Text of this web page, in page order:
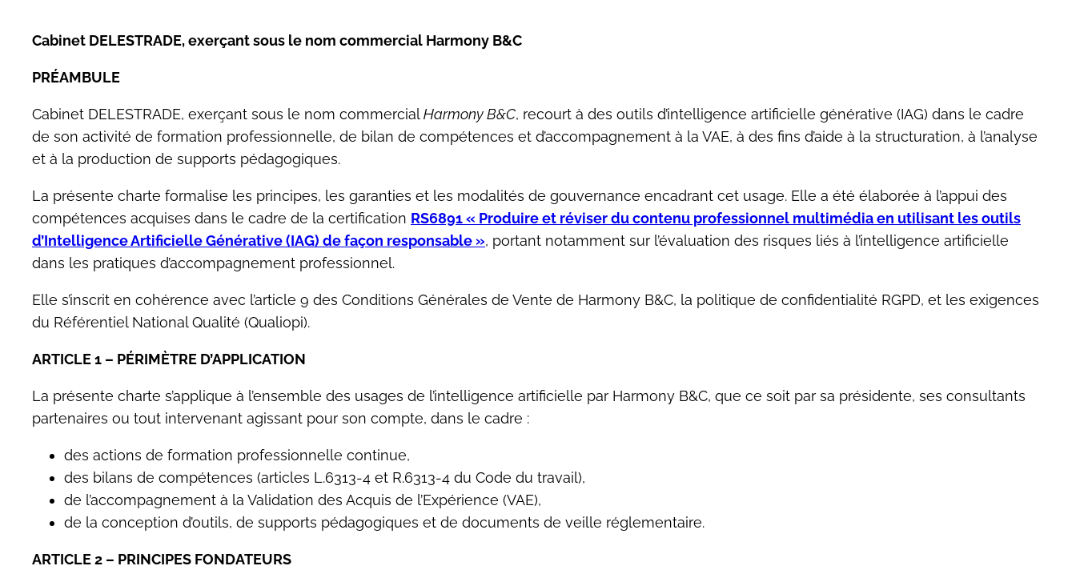
Cabinet DELESTRADE, exerçant sous le nom commercial Harmony B&C
PRÉAMBULE
Cabinet DELESTRADE, exerçant sous le nom commercialHarmony B&C, recourt à des outils d’intelligence artificielle générative (IAG) dans le cadre
de son activité de formation professionnelle, de bilan de compétences et d’accompagnement à la VAE, à des fins d’aide à la structuration, à l’analyse
et à la production de supports pédagogiques.
La présente charte formalise les principes, les garanties et les modalités de gouvernance encadrant cet usage. Elle a été élaborée à l’appui des
compétences acquises dans le cadre de la certification RS6891 « Produire et réviser du contenu professionnel multimédia en utilisant les outils
d’Intelligence Artificielle Générative (IAG) de façon responsable », portant notamment sur l’évaluation des risques liés à l’intelligence artificielle
dans les pratiques d’accompagnement professionnel.
Elle s’inscrit en cohérence avec l’article 9 des Conditions Générales de Vente de Harmony B&C, la politique de confidentialité RGPD, et les exigences
du Référentiel National Qualité (Qualiopi).
ARTICLE 1 – PÉRIMÈTRE D’APPLICATION
La présente charte s’applique à l’ensemble des usages de l’intelligence artificielle par Harmony B&C, que ce soit par sa présidente, ses consultants
partenaires ou tout intervenant agissant pour son compte, dans le cadre :
des actions de formation professionnelle continue,
des bilans de compétences (articles L.6313-4 et R.6313-4 du Code du travail),
de l’accompagnement à la Validation des Acquis de l’Expérience (VAE),
de la conception d’outils, de supports pédagogiques et de documents de veille réglementaire.
ARTICLE 2 – PRINCIPES FONDATEURS